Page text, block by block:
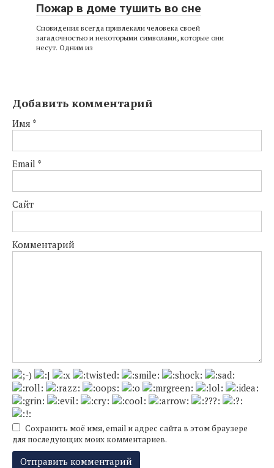
Пожар в доме тушить во сне
Сновидения всегда привлекали человека своей
загадочностью и некоторыми символами, которые они
несут. Одним из
Добавить комментарий
Имя *
Email *
Сайт
Комментарий
Сохранить моё имя, email и адрес сайта в этом браузере
для последующих моих комментариев.